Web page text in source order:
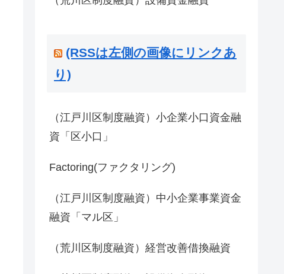
(RSSは左側の画像にリンクあ
り)
（江戸川区制度融資）小企業小口資金融
資「区小口」
Factoring(ファクタリング)
（江戸川区制度融資）中小企業事業資金
融資「マル区」
（荒川区制度融資）経営改善借換融資